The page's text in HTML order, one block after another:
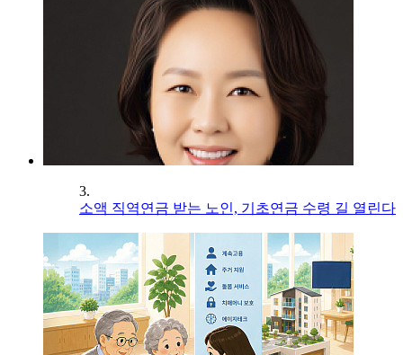
3.
소액 직역연금 받는 노인, 기초연금 수령 길 열린다